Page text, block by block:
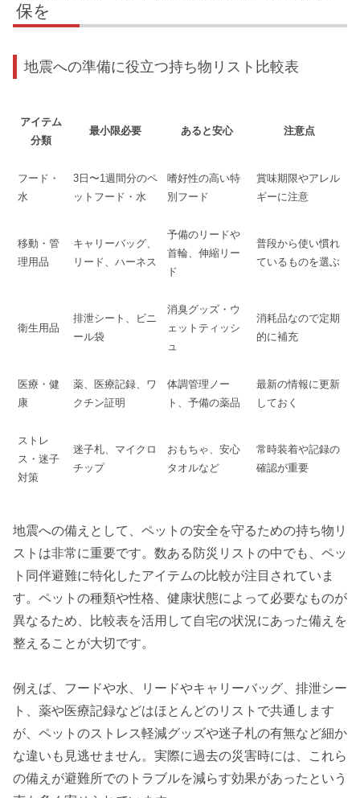
保を
地震への準備に役立つ持ち物リスト比較表
アイテム
分類
最小限必要 あると安心 注意点
フード・
水
3日〜1週間分のペ
ットフード・水
嗜好性の高い特
別フード
賞味期限やアレル
ギーに注意
移動・管
理用品
キャリーバッグ、
リード、ハーネス
予備のリードや
首輪、伸縮リー
ド
普段から使い慣れ
ているものを選ぶ
衛生用品
排泄シート、ビニ
ール袋
消臭グッズ・ウ
ェットティッシ
ュ
消耗品なので定期
的に補充
医療・健
康
薬、医療記録、ワ
クチン証明
体調管理ノー
ト、予備の薬品
最新の情報に更新
しておく
ストレ
ス・迷子
対策
迷子札、マイクロ
チップ
おもちゃ、安心
タオルなど
常時装着や記録の
確認が重要
地震への備えとして、ペットの安全を守るための持ち物リ
ストは非常に重要です。数ある防災リストの中でも、ペッ
ト同伴避難に特化したアイテムの比較が注目されていま
す。ペットの種類や性格、健康状態によって必要なものが
異なるため、比較表を活用して自宅の状況にあった備えを
整えることが大切です。
例えば、フードや水、リードやキャリーバッグ、排泄シー
ト、薬や医療記録などはほとんどのリストで共通します
が、ペットのストレス軽減グッズや迷子札の有無など細か
な違いも見逃せません。実際に過去の災害時には、これら
の備えが避難所でのトラブルを減らす効果があったという